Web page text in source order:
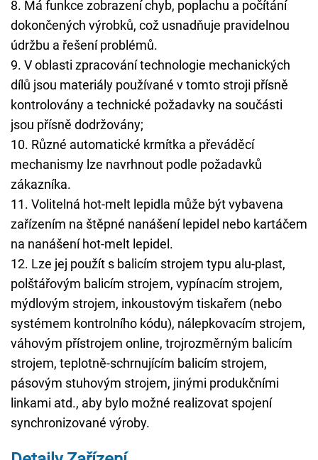
8. Má funkce zobrazení chyb, poplachu a počítání
dokončených výrobků, což usnadňuje pravidelnou
údržbu a řešení problémů.
9. V oblasti zpracování technologie mechanických
dílů jsou materiály používané v tomto stroji přísně
kontrolovány a technické požadavky na součásti
jsou přísně dodržovány;
10. Různé automatické krmítka a převáděcí
mechanismy lze navrhnout podle požadavků
zákazníka.
11. Volitelná hot-melt lepidla může být vybavena
zařízením na štěpné nanášení lepidel nebo kartáčem
na nanášení hot-melt lepidel.
12. Lze jej použít s balicím strojem typu alu-plast,
polštářovým balicím strojem, vypínacím strojem,
mýdlovým strojem, inkoustovým tiskařem (nebo
systémem kontrolního kódu), nálepkovacím strojem,
váhovým přístrojem online, trojrozměrným balicím
strojem, teplotně-schrnujícím balicím strojem,
pásovým stuhovým strojem, jinými produkčními
linkami atd., aby bylo možné realizovat spojení
synchronizované výroby.